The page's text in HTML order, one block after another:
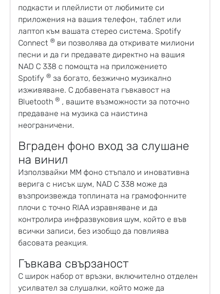
подкасти и плейлисти от любимите си
приложения на вашия телефон, таблет или
лаптоп към вашата стерео система. Spotify
Connect ® ви позволява да откривате милиони
песни и да ги предавате директно на вашия
NAD C 338 с помощта на приложението
Spotify ® за богато, безжично музикално
изживяване. С добавената гъвкавост на
Bluetooth ® , вашите възможности за поточно
предаване на музика са наистина
неограничени.
Вграден фоно вход за слушане
на винил
Използвайки MM фоно стъпало и иновативна
верига с нисък шум, NAD C 338 може да
възпроизвежда топлината на грамофонните
плочи с точно RIAA изравняване и да
контролира инфразвуковия шум, който е във
всички записи, без изобщо да повлиява
басовата реакция.
Гъвкава свързаност
С широк набор от връзки, включително отделен
усилвател за слушалки, който може да